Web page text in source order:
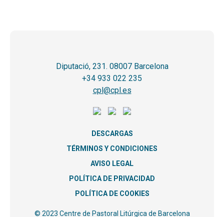
Diputació, 231. 08007 Barcelona
+34 933 022 235
cpl@cpl.es
DESCARGAS
TÉRMINOS Y CONDICIONES
AVISO LEGAL
POLÍTICA DE PRIVACIDAD
POLÍTICA DE COOKIES
© 2023 Centre de Pastoral Litúrgica de Barcelona